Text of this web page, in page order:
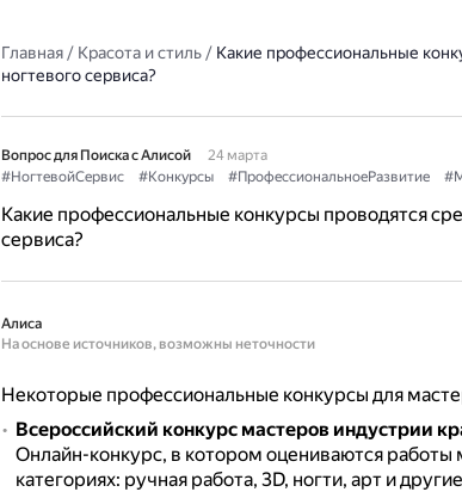
Главная/ Красота и стиль/ Какие профессиональные
ногтевого сервиса?
Вопрос для Поиска с Алисой
24 марта
#НогтевойСервис
#Конкурсы #ПрофессиональноеРазвитие
Какие профессиональные конкурсы проводятся
сервиса?
Алиса
На основе источников, возможны неточности
Некоторые профессиональные конкурсы для
Всероссийский конкурс мастеров индустрии
Онлайн-конкурс, в котором оцениваются
категориях: ручная работа, 3D, ногти, арт и